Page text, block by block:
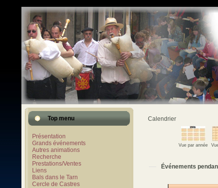
Top menu
Présentation
Grands événements
Autres animations
Recherche
Prestations/Ventes
Liens
Bals dans le Tarn
Cercle de Castres
Calendrier
Vue par année
Événements